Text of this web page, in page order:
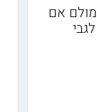
מולם אם